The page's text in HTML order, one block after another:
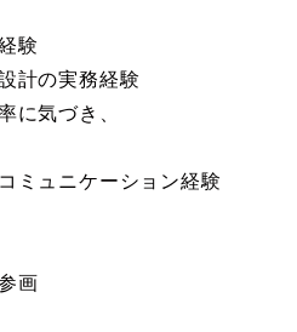
験
計の実務経験
に気づき、
ミュニケーション経験
画